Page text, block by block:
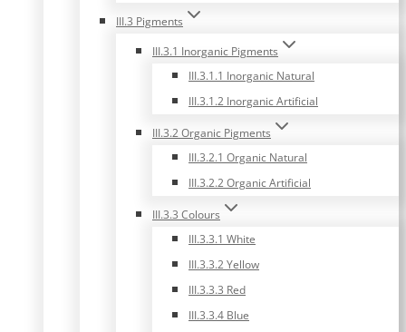
III.3 Pigments
III.3.1 Inorganic Pigments
III.3.1.1 Inorganic Natural
III.3.1.2 Inorganic Artificial
III.3.2 Organic Pigments
III.3.2.1 Organic Natural
III.3.2.2 Organic Artificial
III.3.3 Colours
III.3.3.1 White
III.3.3.2 Yellow
III.3.3.3 Red
III.3.3.4 Blue